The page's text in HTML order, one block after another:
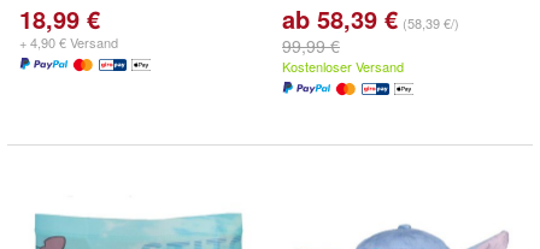
18,99 €
+ 4,90 € Versand
ab 58,39 € (58,39 €/)
99,99 €
Kostenloser Versand